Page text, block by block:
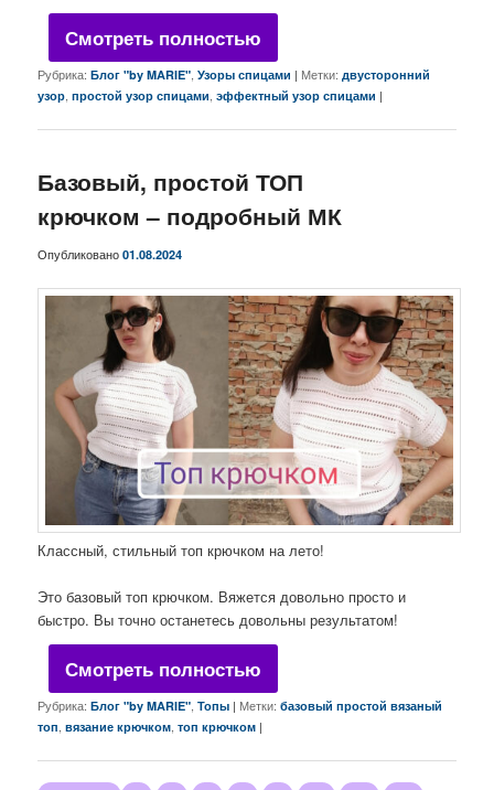
Смотреть полностью
Рубрика: Блог "by MARIE" ,Узоры спицами | Метки: двусторонний
узор ,простой узор спицами ,эффектный узор спицами |
Базовый, простой ТОП
крючком – подробный МК
Опубликовано01.08.2024
Классный, стильный топ крючком на лето!
Это базовый топ крючком. Вяжется довольно просто и
быстро. Вы точно останетесь довольны результатом!
Смотреть полностью
Рубрика: Блог "by MARIE",Топы | Метки: базовый простой вязаный
топ,вязание крючком,топ крючком |